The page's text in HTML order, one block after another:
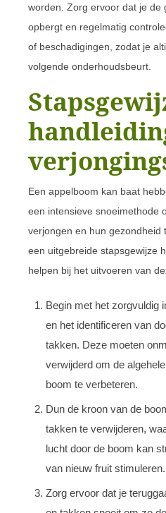
worden. Zorg ervoor dat je de
opbergt en regelmatig
of beschadigingen, zodat je
volgende onderhoudsbeurt.
Een appelboom kan baat
een intensieve snoeimethode
verjongen en hun gezondheid
een uitgebreide stapsgewijze
helpen bij het uitvoeren van
Begin met het zorgvuldig
en het identificeren van
takken. Deze moeten
verwijderd om de
boom te verbeteren.
Dun de kroon van de
takken te verwijderen,
lucht door de boom kan
van nieuw fruit stimuleren.
Zorg ervoor dat je